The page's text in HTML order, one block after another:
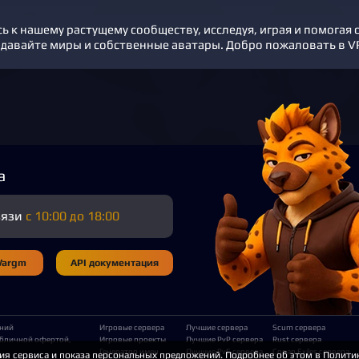
к нашему растущему сообществу, исследуя, играя и
миры и собственные аватары. Добро пожаловать в
с 10:00 до 18:00
API документация
офертой,
Игровые сервера
Игровые проекты
Генератор имен
Лучшие сервера
Лучшие PvP сервера
Лучшие PvE сервера
Scum сервера
Rust сервера
Conan Exiles сервера
сервиса и показа персональных предложений. Подробнее об этом в